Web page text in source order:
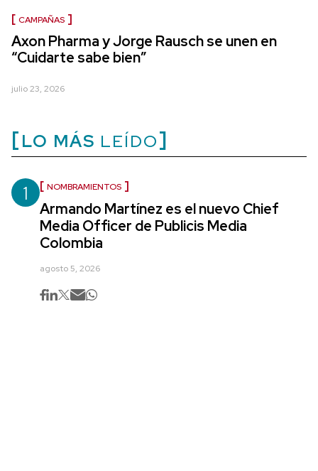
CAMPAÑAS
Axon Pharma y Jorge Rausch se unen en
“Cuidarte sabe bien”
julio 23, 2026
LO MÁS LEÍDO
1 NOMBRAMIENTOS
Armando Martínez es el nuevo Chief
Media Officer de Publicis Media
Colombia
agosto 5, 2026